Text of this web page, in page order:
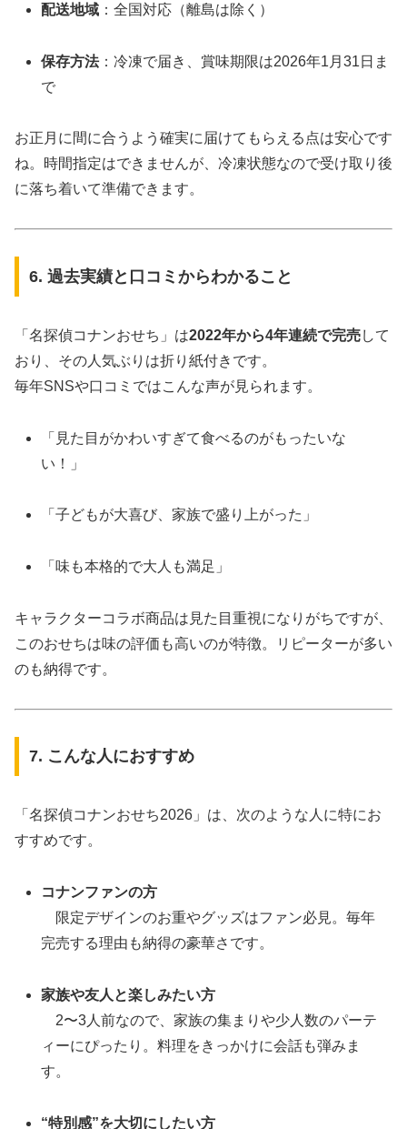
配送地域 ：全国対応（離島は除く）
保存方法：冷凍で届き、賞味期限は2026年1月31日ま
で
お正月に間に合うよう確実に届けてもらえる点は安心です
ね。時間指定はできませんが、冷凍状態なので受け取り後
に落ち着いて準備できます。
6. 過去実績と口コミからわかること
「名探偵コナンおせち」は2022年から4年連続で完売して
おり、その人気ぶりは折り紙付きです。
毎年SNSや口コミではこんな声が見られます。
「見た目がかわいすぎて食べるのがもったいな
い！」
「子どもが大喜び、家族で盛り上がった」
「味も本格的で大人も満足」
キャラクターコラボ商品は見た目重視になりがちですが、
このおせちは味の評価も高いのが特徴。リピーターが多い
のも納得です。
7. こんな人におすすめ
「名探偵コナンおせち2026」は、次のような人に特にお
すすめです。
コナンファンの方
限定デザインのお重やグッズはファン必見。毎年
完売する理由も納得の豪華さです。
家族や友人と楽しみたい方
2〜3人前なので、家族の集まりや少人数のパーテ
ィーにぴったり。料理をきっかけに会話も弾みま
す。
“特別感”を大切にしたい方